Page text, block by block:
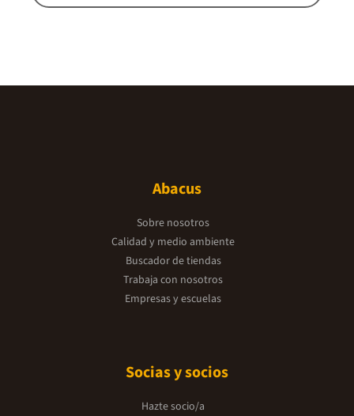
Abacus
Sobre nosotros
Calidad y medio ambiente
Buscador de tiendas
Trabaja con nosotros
Empresas y escuelas
Socias y socios
Hazte socio/a